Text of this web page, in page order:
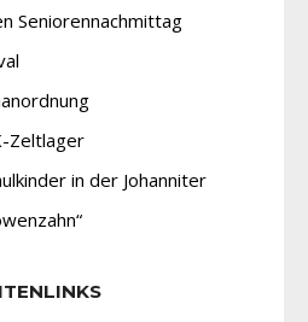
Seniorennachmittag
Zeltlager
in der Johanniter